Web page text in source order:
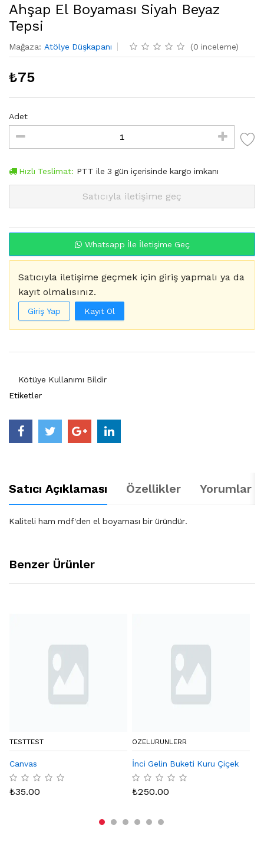
Ahşap El Boyaması Siyah Beyaz
Tepsi
Mağaza: Atölye Düşkapanı (0 inceleme)
₺75
Adet
Hızlı Teslimat: PTT ile 3 gün içerisinde kargo imkanı
Satıcıyla iletişime geç
Whatsapp İle İletişime Geç
Satıcıyla iletişime geçmek için giriş yapmalı ya da
kayıt olmalısınız.
Giriş Yap Kayıt Ol
Kötüye Kullanımı Bildir
Etiketler
Satıcı Açıklaması Özellikler Yorumlar
Kaliteli ham mdf'den el boyaması bir üründür.
Benzer Ürünler
TESTTEST
Canvas
₺35.00
OZELURUNLERR
İnci Gelin Buketi Kuru Çiçek
₺250.00